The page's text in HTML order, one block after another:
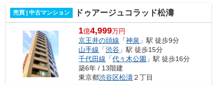
売買 | 中古マンション ドゥアージュコラッド松濤
1億4,999万円
京王井の頭線 「神泉 」駅 徒歩9分
山手線 「渋谷 」駅 徒歩15分
千代田線 「代々木公園 」駅 徒歩16分
築6年 / 13階建
東京都渋谷区松濤２丁目